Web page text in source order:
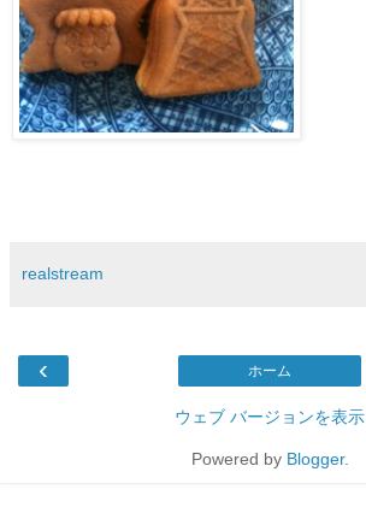
realstream
‹ ホーム
ウェブ バージョンを表示
Powered by Blogger.